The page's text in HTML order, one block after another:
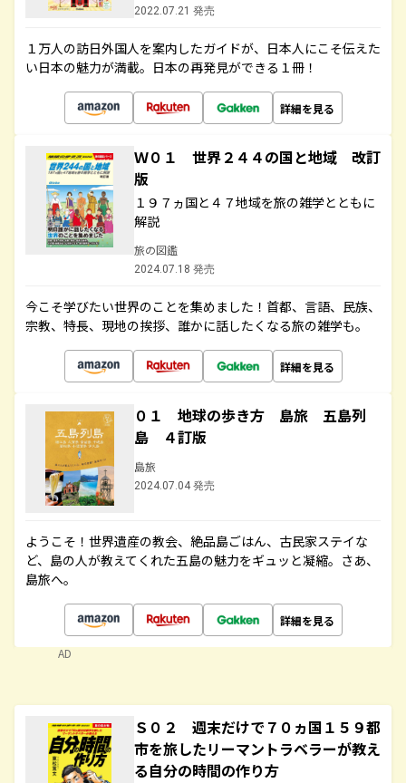
2022.07.21 発売
１万人の訪日外国人を案内したガイドが、日本人にこそ伝えた
い日本の魅力が満載。日本の再発見ができる１冊！
詳細を見る
Ｗ０１ 世界２４４の国と地域 改訂
版
１９７ヵ国と４７地域を旅の雑学とともに
解説
旅の図鑑
2024.07.18 発売
今こそ学びたい世界のことを集めました！首都、言語、民族、
宗教、特長、現地の挨拶、誰かに話したくなる旅の雑学も。
詳細を見る
０１ 地球の歩き方 島旅 五島列
島 ４訂版
島旅
2024.07.04 発売
ようこそ！世界遺産の教会、絶品島ごはん、古民家ステイな
ど、島の人が教えてくれた五島の魅力をギュッと凝縮。さあ、
島旅へ。
詳細を見る
AD
Ｓ０２ 週末だけで７０ヵ国１５９都
市を旅したリーマントラベラーが教え
る自分の時間の作り方